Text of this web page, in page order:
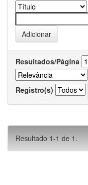
Resultados/Página
Registro(s)
Resultado 1-1 de 1.